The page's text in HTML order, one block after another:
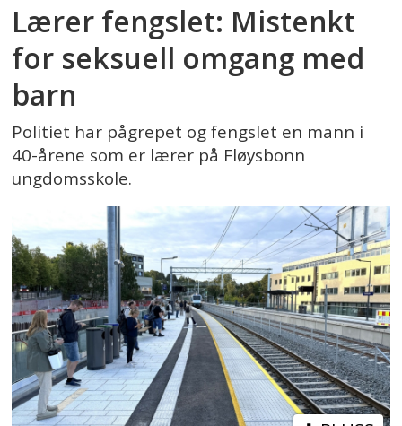
Lærer fengslet: Mistenkt
for seksuell omgang med
barn
Politiet har pågrepet og fengslet en mann i
40-årene som er lærer på Fløysbonn
ungdomsskole.